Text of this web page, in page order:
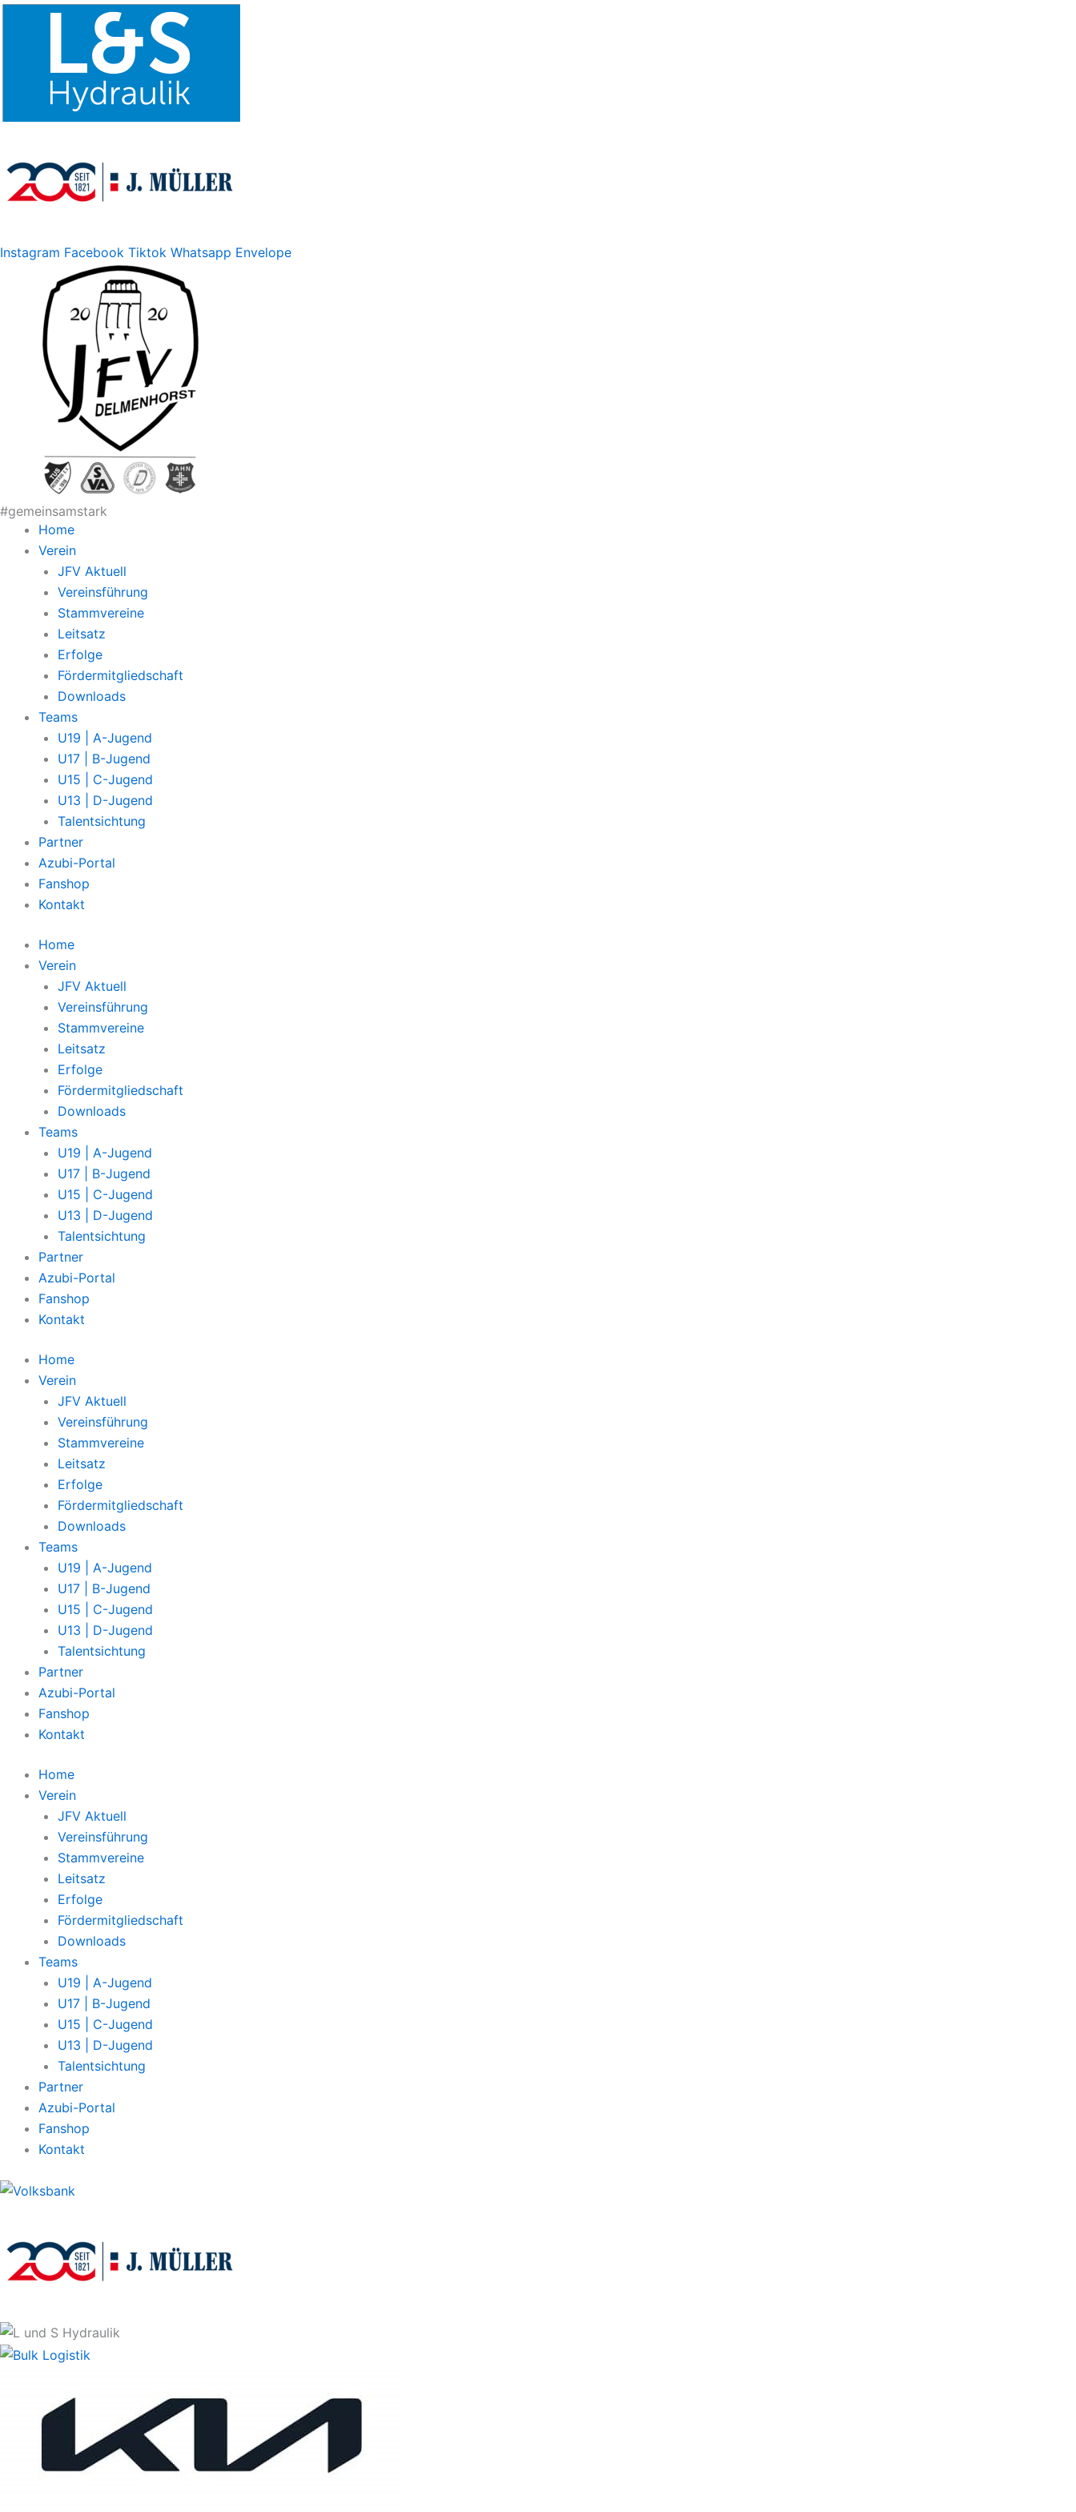
Instagram Facebook Tiktok Whatsapp Envelope
#gemeinsamstark
Home
Verein
JFV Aktuell
Vereinsführung
Stammvereine
Leitsatz
Erfolge
Fördermitgliedschaft
Downloads
Teams
U19 | A-Jugend
U17 | B-Jugend
U15 | C-Jugend
U13 | D-Jugend
Talentsichtung
Partner
Azubi-Portal
Fanshop
Kontakt
Home
Verein
JFV Aktuell
Vereinsführung
Stammvereine
Leitsatz
Erfolge
Fördermitgliedschaft
Downloads
Teams
U19 | A-Jugend
U17 | B-Jugend
U15 | C-Jugend
U13 | D-Jugend
Talentsichtung
Partner
Azubi-Portal
Fanshop
Kontakt
Home
Verein
JFV Aktuell
Vereinsführung
Stammvereine
Leitsatz
Erfolge
Fördermitgliedschaft
Downloads
Teams
U19 | A-Jugend
U17 | B-Jugend
U15 | C-Jugend
U13 | D-Jugend
Talentsichtung
Partner
Azubi-Portal
Fanshop
Kontakt
Home
Verein
JFV Aktuell
Vereinsführung
Stammvereine
Leitsatz
Erfolge
Fördermitgliedschaft
Downloads
Teams
U19 | A-Jugend
U17 | B-Jugend
U15 | C-Jugend
U13 | D-Jugend
Talentsichtung
Partner
Azubi-Portal
Fanshop
Kontakt